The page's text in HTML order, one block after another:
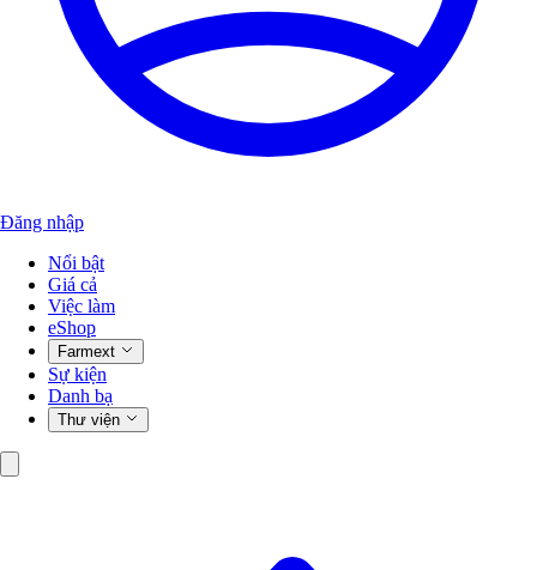
Đăng nhập
Nổi bật
Giá cả
Việc làm
eShop
Farmext
Sự kiện
Danh bạ
Thư viện